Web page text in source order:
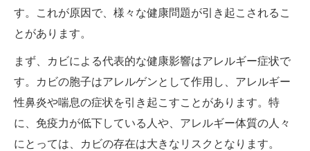
す。これが原因で、様々な健康問題が引き起こされるこ
とがあります。
まず、カビによる代表的な健康影響はアレルギー症状で
す。カビの胞子はアレルゲンとして作用し、アレルギー
性鼻炎や喘息の症状を引き起こすことがあります。特
に、免疫力が低下している人や、アレルギー体質の人々
にとっては、カビの存在は大きなリスクとなります。